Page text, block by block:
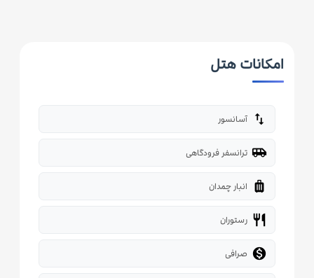
امکانات هتل
import_export آسانسور
airport_shuttle ترانسفر فرودگاهی
luggage انبار چمدان
restaurant رستوران
 صرافی